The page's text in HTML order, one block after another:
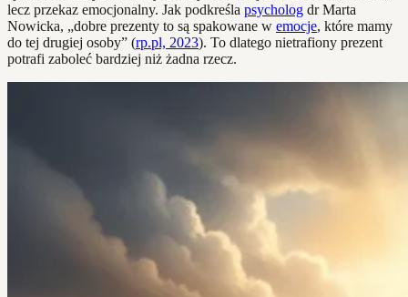
lecz przekaz emocjonalny. Jak podkreśla psycholog dr Marta
Nowicka, „dobre prezenty to są spakowane w emocje, które mamy
do tej drugiej osoby” (rp.pl, 2023). To dlatego nietrafiony prezent
potrafi zaboleć bardziej niż żadna rzecz.